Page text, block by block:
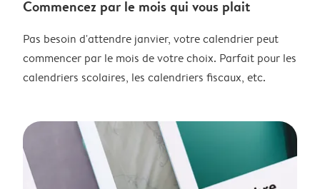
Commencez par le mois qui vous plait
Pas besoin d'attendre janvier, votre calendrier peut
commencer par le mois de votre choix. Parfait pour les
calendriers scolaires, les calendriers fiscaux, etc.